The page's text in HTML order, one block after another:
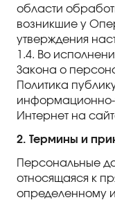
Контакты
области
возникшие у
утверждения
1.4. Во
Закона о
Политика
информационно-
Интернет на
2. Термины и
Персональные
относящаяся к
определенному